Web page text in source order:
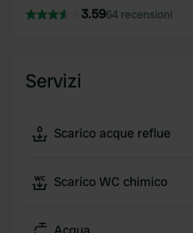
3.5964 recensioni
Servizi
Scarico acque reflue
Scarico WC chimico